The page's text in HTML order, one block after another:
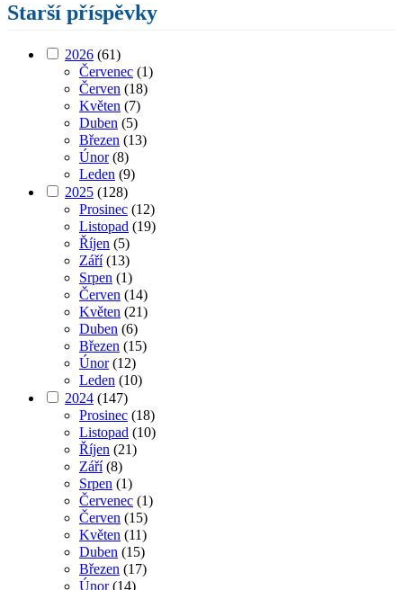
Starší příspěvky
2026 (61)
Červenec (1)
Červen (18)
Květen (7)
Duben (5)
Březen (13)
Únor(8)
Leden (9)
2025 (128)
Prosinec (12)
Listopad (19)
Říjen (5)
Září(13)
Srpen (1)
Červen (14)
Květen (21)
Duben (6)
Březen (15)
Únor(12)
Leden (10)
2024 (147)
Prosinec (18)
Listopad (10)
Říjen (21)
Září(8)
Srpen (1)
Červenec (1)
Červen (15)
Květen (11)
Duben (15)
Březen (17)
Únor(14)